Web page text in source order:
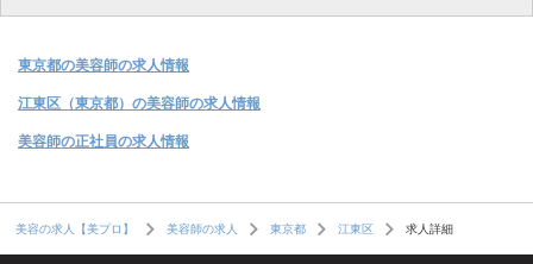
東京都の美容師の求人情報
江東区（東京都）の美容師の求人情報
美容師の正社員の求人情報
美容の求人【美プロ】 美容師の求人 東京都 江東区 求人詳細